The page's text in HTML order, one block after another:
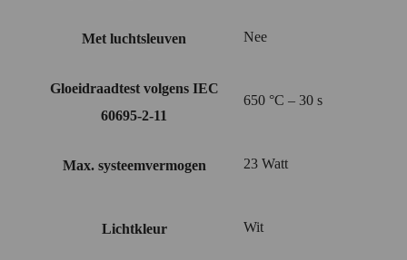
Met luchtsleuven Nee
Gloeidraadtest volgens IEC
60695-2-11
650 °C – 30 s
Max. systeemvermogen 23 Watt
Lichtkleur Wit